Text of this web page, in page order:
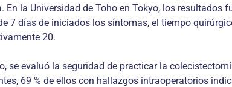
En la Universidad de Toho en Tokyo, los
7 días de iniciados los síntomas, el tiempo
20.
se evaluó la seguridad de practicar la
69 % de ellos con hallazgos intraoperatorios